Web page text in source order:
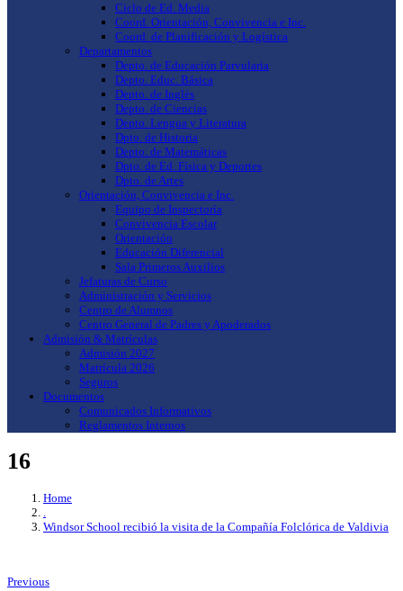
Ciclo de Ed. Media
Coord. Orientación, Convivencia e Inc.
Coord. de Planificación y Logística
Departamentos
Depto. de Educación Parvularia
Depto. Educ. Básica
Depto. de Inglés
Depto. de Ciencias
Depto. Lengua y Literatura
Dpto. de Historia
Depto. de Matemáticas
Dpto. de Ed. Física y Deportes
Dpto. de Artes
Orientación, Convivencia e Inc.
Equipo de Inspectoría
Convivencia Escolar
Orientación
Educación Diferencial
Sala Primeros Auxilios
Jefaturas de Curso
Administración y Servicios
Centro de Alumnos
Centro General de Padres y Apoderados
Admisión & Matrículas
Admisión 2027
Matrícula 2026
Seguros
Documentos
Comunicados Informativos
Reglamentos Internos
16
Home
Windsor School recibió la visita de la Compañía Folclórica de Valdivia
Previous